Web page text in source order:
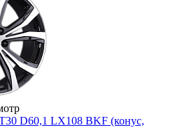
D60,1 LX108 BKF (конус,